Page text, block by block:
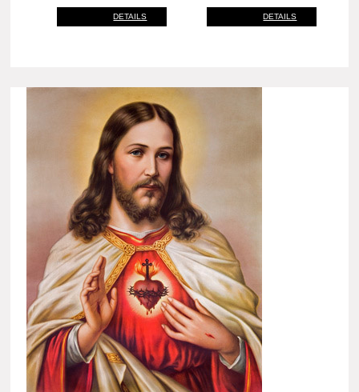
DETAILS DETAILS